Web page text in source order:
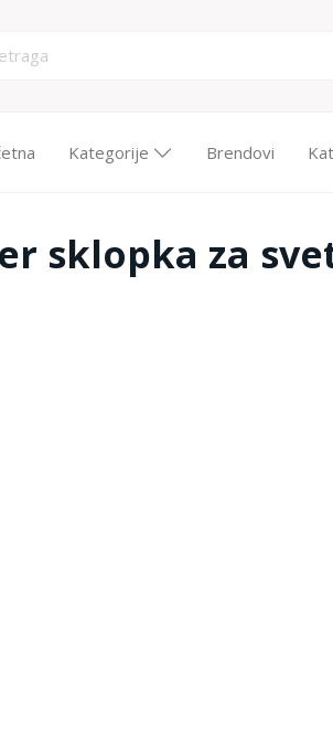
Kategorije Brendovi
sklopka za